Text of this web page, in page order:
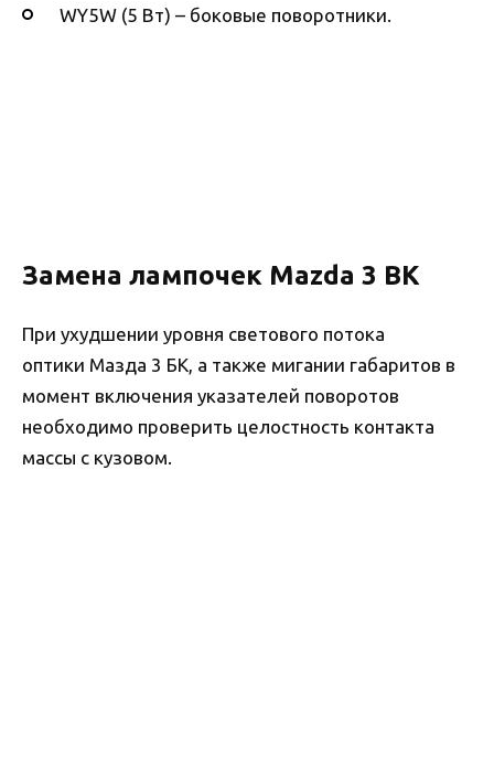
WY5W (5 Вт) – боковые поворотники.
Замена лампочек Mazda 3 BK
При ухудшении уровня светового потока
оптики Мазда 3 БК, а также мигании габаритов в
момент включения указателей поворотов
необходимо проверить целостность контакта
массы с кузовом.